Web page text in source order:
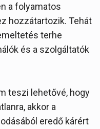
a folyamatos
hozzátartozik. Tehát
terhe
és a szolgáltatók
teszi lehetővé, hogy
akkor a
eredő kárért